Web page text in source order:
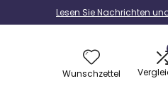
Lesen Sie Nachrichten
Wunschzettel